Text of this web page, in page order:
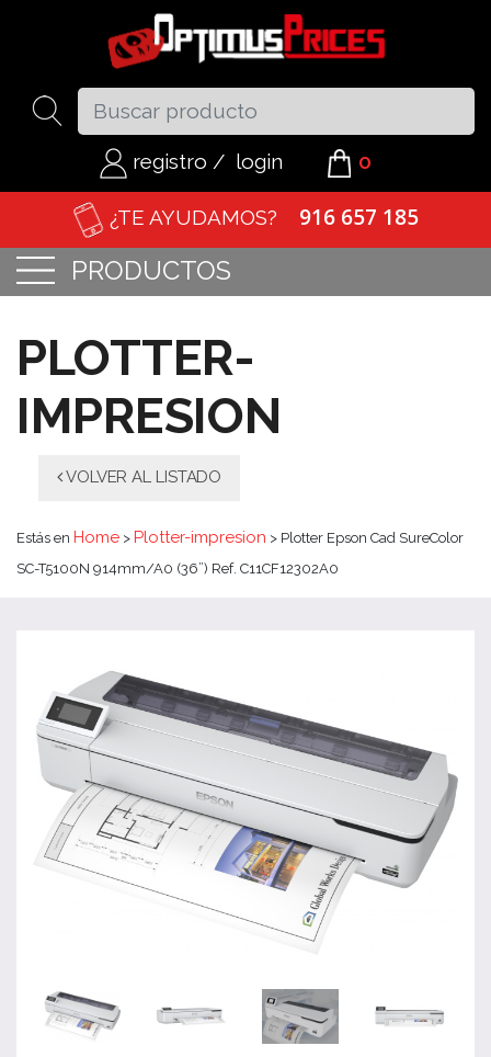
registro / login 0
PRODUCTOS
¿TE AYUDAMOS? 916 657 185
PLOTTER-
IMPRESION
VOLVER AL LISTADO
Estás en Home > Plotter-impresion > Plotter Epson Cad SureColor
SC-T5100N 914mm/A0 (36”) Ref. C11CF12302A0